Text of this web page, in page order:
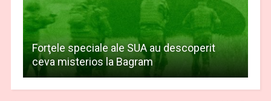
Forţele speciale ale SUA au descoperit
ceva misterios la Bagram